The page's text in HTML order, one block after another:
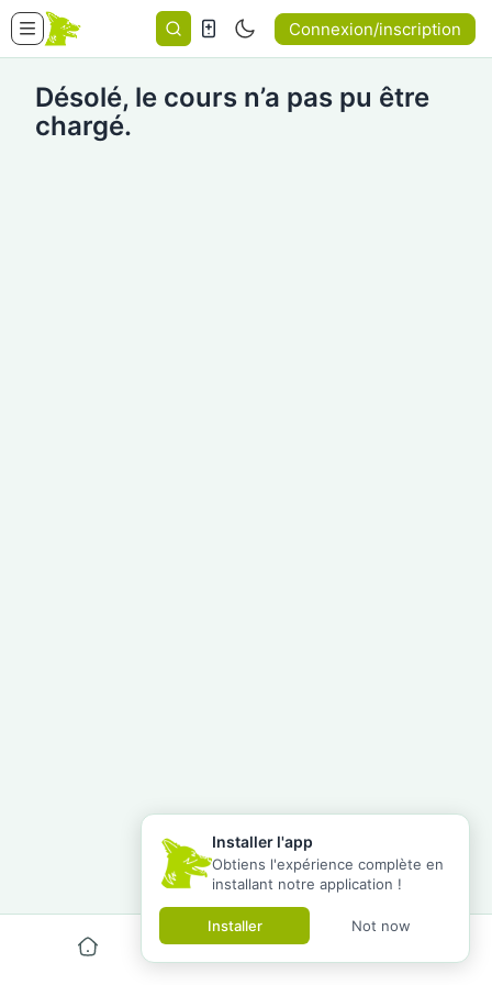
Connexion/inscription
Désolé, le cours n’a pas pu être
chargé.
Installer l'app
Obtiens l'expérience complète en
installant notre application !
Installer Not now